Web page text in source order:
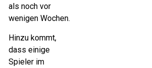
als noch vor
wenigen Wochen.
Hinzu kommt,
dass einige
Spieler im